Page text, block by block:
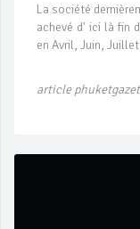
La société
achevé d' ici là fin
en Avril, Juin,
article